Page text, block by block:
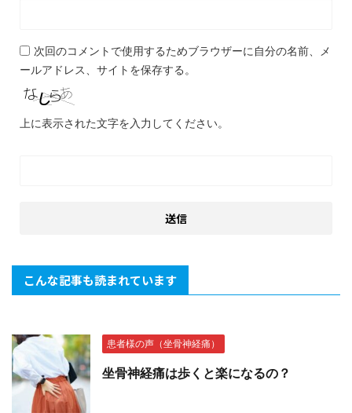
次回のコメントで使用するためブラウザーに自分の名前、メ
ールアドレス、サイトを保存する。
上に表示された文字を入力してください。
こんな記事も読まれています
患者様の声（坐骨神経痛）
坐骨神経痛は歩くと楽になるの？